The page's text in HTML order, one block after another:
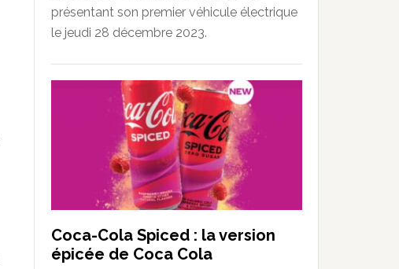
présentant son premier véhicule électrique
le jeudi 28 décembre 2023.
Coca-Cola Spiced : la version
épicée de Coca Cola